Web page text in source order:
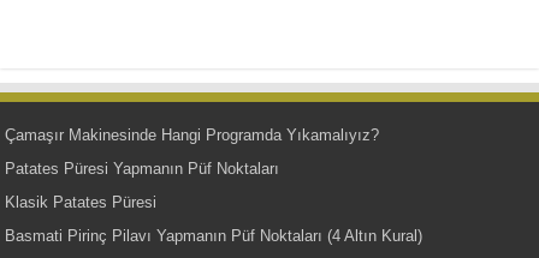
Çamaşır Makinesinde Hangi Programda Yıkamalıyız?
Patates Püresi Yapmanın Püf Noktaları
Klasik Patates Püresi
Basmati Pirinç Pilavı Yapmanın Püf Noktaları (4 Altın Kural)